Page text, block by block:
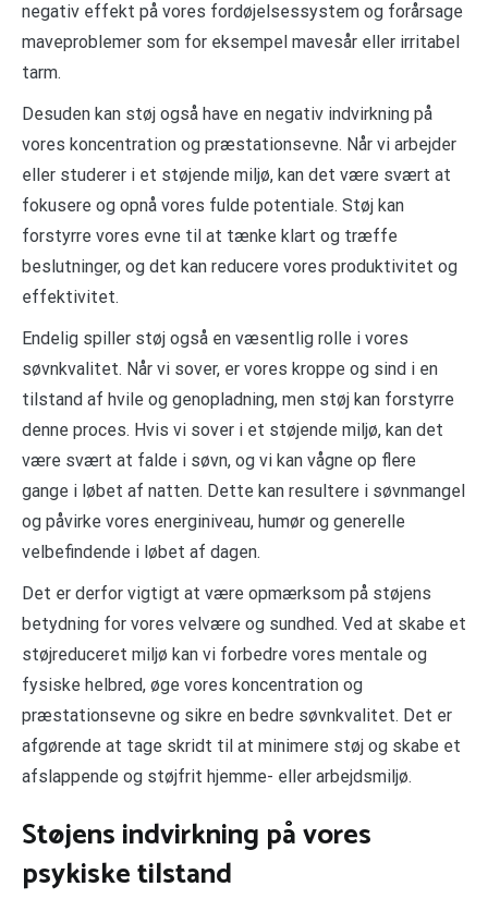
negativ effekt på vores fordøjelsessystem og forårsage
maveproblemer som for eksempel mavesår eller irritabel
tarm.
Desuden kan støj også have en negativ indvirkning på
vores koncentration og præstationsevne. Når vi arbejder
eller studerer i et støjende miljø, kan det være svært at
fokusere og opnå vores fulde potentiale. Støj kan
forstyrre vores evne til at tænke klart og træffe
beslutninger, og det kan reducere vores produktivitet og
effektivitet.
Endelig spiller støj også en væsentlig rolle i vores
søvnkvalitet. Når vi sover, er vores kroppe og sind i en
tilstand af hvile og genopladning, men støj kan forstyrre
denne proces. Hvis vi sover i et støjende miljø, kan det
være svært at falde i søvn, og vi kan vågne op flere
gange i løbet af natten. Dette kan resultere i søvnmangel
og påvirke vores energiniveau, humør og generelle
velbefindende i løbet af dagen.
Det er derfor vigtigt at være opmærksom på støjens
betydning for vores velvære og sundhed. Ved at skabe et
støjreduceret miljø kan vi forbedre vores mentale og
fysiske helbred, øge vores koncentration og
præstationsevne og sikre en bedre søvnkvalitet. Det er
afgørende at tage skridt til at minimere støj og skabe et
afslappende og støjfrit hjemme- eller arbejdsmiljø.
Støjens indvirkning på vores
psykiske tilstand